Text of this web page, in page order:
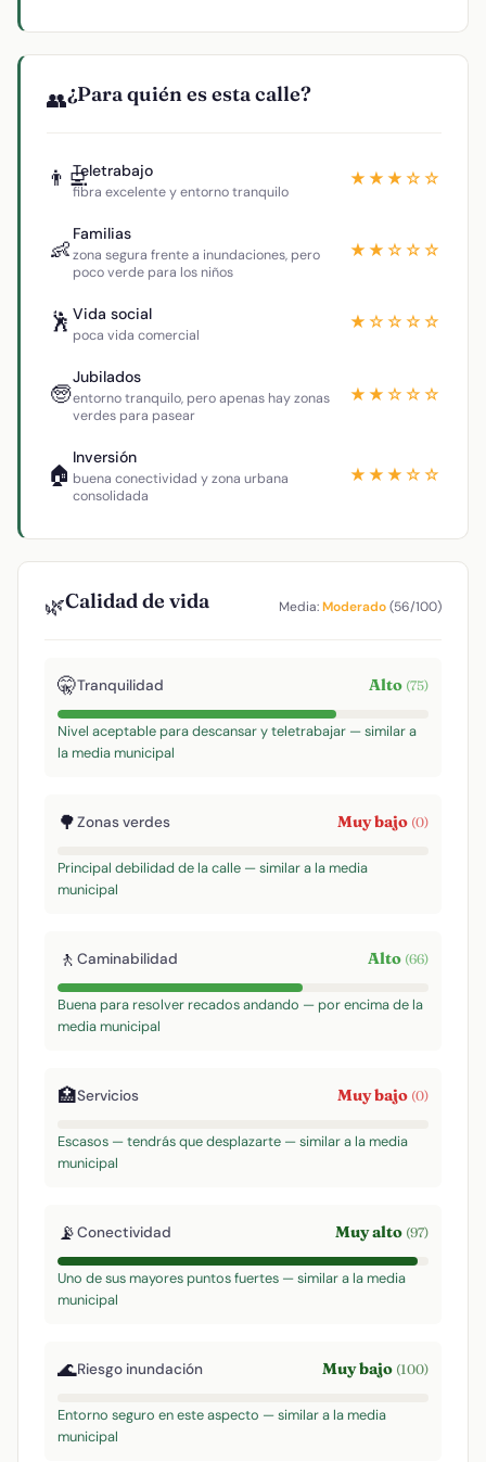
👥¿Para quién es esta calle?
👨‍💻Teletrabajo
fibra excelente y entorno tranquilo
★★★☆☆
👶
Familias
zona segura frente a inundaciones, pero
poco verde para los niños
★★☆☆☆
🕺 Vida social
poca vida comercial
★☆☆☆☆
🧓
Jubilados
entorno tranquilo, pero apenas hay zonas
verdes para pasear
★★☆☆☆
🏠
Inversión
buena conectividad y zona urbana
consolidada
★★★☆☆
🌿Calidad de vida Media:Moderado(56/100)
🤫Tranquilidad Alto (75)
Nivel aceptable para descansar y teletrabajar — similar a
la media municipal
🌳Zonas verdes Muy bajo (0)
Principal debilidad de la calle — similar a la media
municipal
🚶 Caminabilidad Alto (66)
Buena para resolver recados andando — por encima de la
media municipal
🏥Servicios Muy bajo (0)
Escasos — tendrás que desplazarte — similar a la media
municipal
📡Conectividad Muy alto (97)
Uno de sus mayores puntos fuertes — similar a la media
municipal
🌊Riesgo inundación Muy bajo (100)
Entorno seguro en este aspecto — similar a la media
municipal